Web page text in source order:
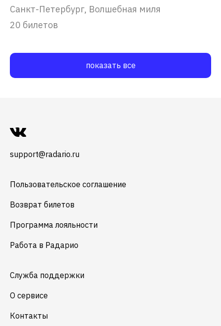
Санкт-Петербург, Волшебная миля
20 билетов
показать все
support@radario.ru
Пользовательское соглашение
Возврат билетов
Программа лояльности
Работа в Радарио
Служба поддержки
О сервисе
Контакты